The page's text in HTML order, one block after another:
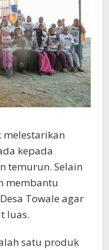
kepada
temurun. Selain
membantu
Towale agar
luas.
satu produk